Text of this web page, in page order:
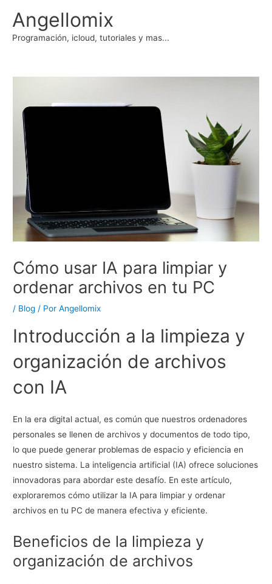
contenido
Angellomix
Programación, icloud, tutoriales y mas...
Cómo usar IA para limpiar y
ordenar archivos en tu PC
/ Blog / PorAngellomix
Introducción a la limpieza y
organización de archivos
con IA
En la era digital actual, es común que nuestros ordenadores
personales se llenen de archivos y documentos de todo tipo,
lo que puede generar problemas de espacio y eficiencia en
nuestro sistema. La inteligencia artificial (IA) ofrece soluciones
innovadoras para abordar este desafío. En este artículo,
exploraremos cómo utilizar la IA para limpiar y ordenar
archivos en tu PC de manera efectiva y eficiente.
Beneficios de la limpieza y
organización de archivos